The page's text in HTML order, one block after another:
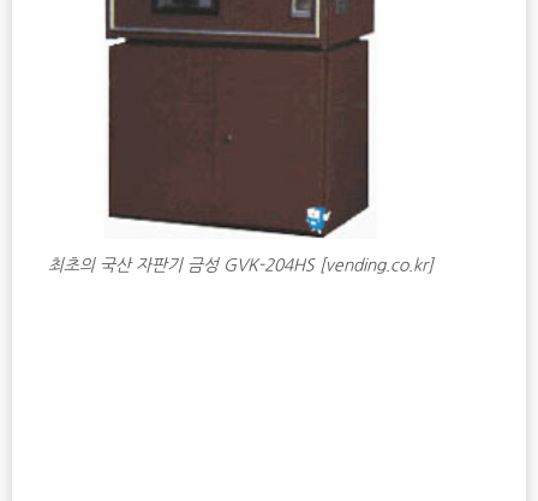
최초의 국산 자판기 금성 GVK-204HS [vending.co.kr]